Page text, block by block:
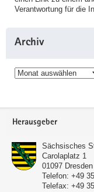
Verantwortung für die
Archiv
Archiv
Service
Herausgeber
Sächsisches
Carolaplatz 1
01097 Dresden
Telefon: +49
Telefax: +49